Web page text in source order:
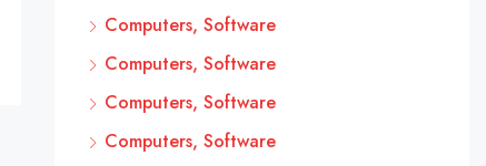
Computers, Software
Computers, Software
Computers, Software
Computers, Software